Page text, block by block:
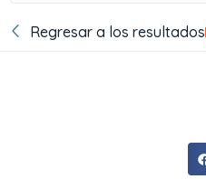
Regresar a los resultados